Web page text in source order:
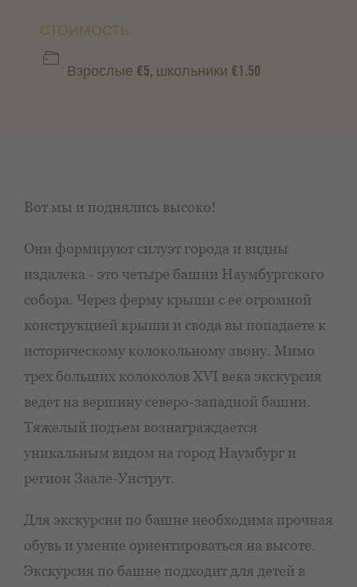
СТОИМОСТЬ
Взрослые €5, школьники €1.50
Вот мы и поднялись высоко!
Они формируют силуэт города и видны
издалека - это четыре башни Наумбургского
собора. Через ферму крыши с ее огромной
конструкцией крыши и свода вы попадаете к
историческому колокольному звону. Мимо
трех больших колоколов XVI века экскурсия
ведет на вершину северо-западной башни.
Тяжелый подъем вознаграждается
уникальным видом на город Наумбург и
регион Заале-Унструт.
Для экскурсии по башне необходима прочная
обувь и умение ориентироваться на высоте.
Экскурсия по башне подходит для детей в